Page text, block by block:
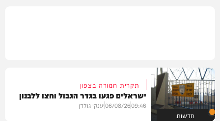
חדשות
תקרית חמורה בצפון
ישראלים פגעו בגדר הגבול וחצו ללבנון
09:46
06/08/26יענקי גולדן